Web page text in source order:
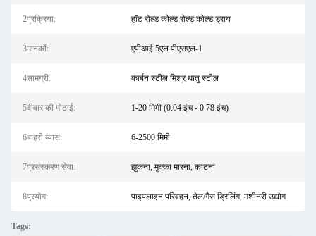
2प्रक्रिया: हॉट रोल्ड कोल्ड रोल्ड कोल्ड ड्राय
3मानकों: एपीआई 5एल पीएसएल-1
4सामग्री: कार्बन स्टील मिश्र धातु स्टील
5दीवार की मोटाई: 1-20 मिमी (0.04 इंच - 0.78 इंच)
6बाहरी व्यास: 6-2500 मिमी
7प्रसंस्करण सेवा: झुकना, मुक्का मारना, काटना
8प्रयोग: पाइपलाइन परिवहन, तेल/गैस ड्रिलिंग, मशीनरी उद्योग
Tags: